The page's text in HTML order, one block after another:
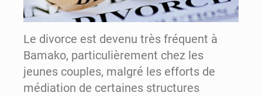
Le divorce est devenu très fréquent à
Bamako, particulièrement chez les
jeunes couples, malgré les efforts de
médiation de certaines structures